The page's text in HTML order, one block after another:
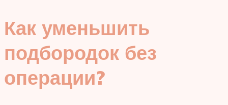
Как уменьшить
подбородок без
операции?